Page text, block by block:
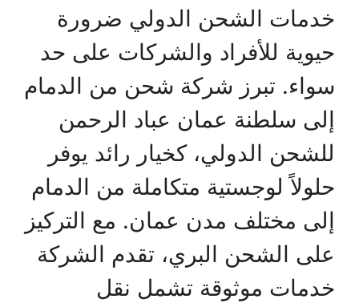
خدمات الشحن الدولي ضرورة
حيوية للأفراد والشركات على حد
سواء. تبرز شركة شحن من الدمام
إلى سلطنة عمان عباد الرحمن
للشحن الدولي، كخيار رائد يوفر
حلولاً لوجستية متكاملة من الدمام
إلى مختلف مدن عمان. مع التركيز
على الشحن البري، تقدم الشركة
خدمات موثوقة تشمل نقل